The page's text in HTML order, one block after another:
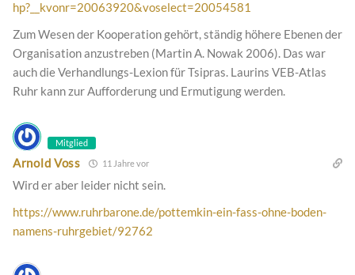
hp?__kvonr=20063920&voselect=20054581
Zum Wesen der Kooperation gehört, ständig höhere Ebenen der
Organisation anzustreben (Martin A. Nowak 2006). Das war
auch die Verhandlungs-Lexion für Tsipras. Laurins VEB-Atlas
Ruhr kann zur Aufforderung und Ermutigung werden.
Mitglied
Arnold Voss 11 Jahre vor
Wird er aber leider nicht sein.
https://www.ruhrbarone.de/pottemkin-ein-fass-ohne-boden-
namens-ruhrgebiet/92762